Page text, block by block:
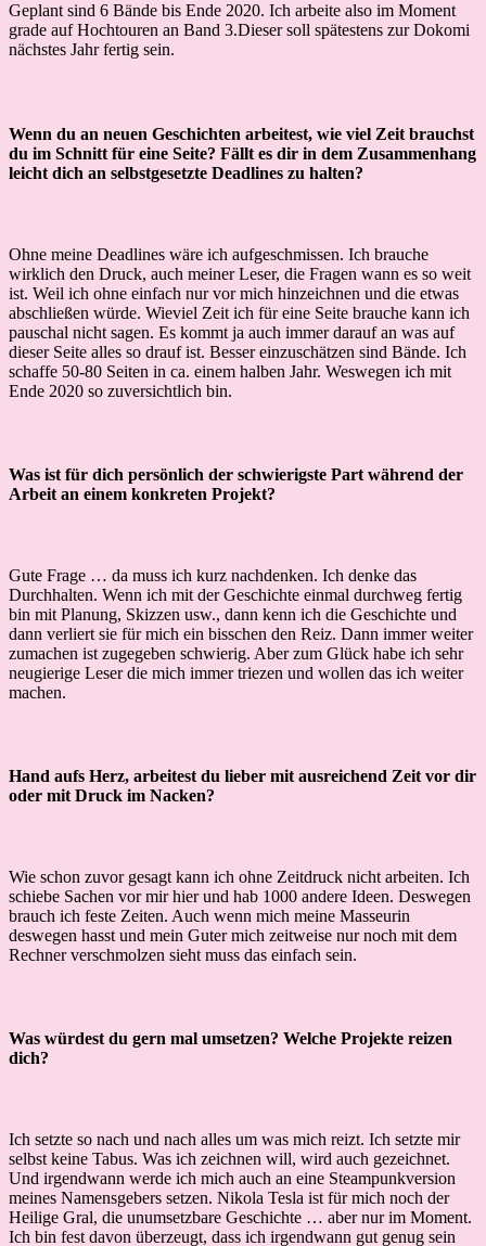
Geplant sind 6 Bände bis Ende 2020. Ich arbeite also im Moment
grade auf Hochtouren an Band 3.Dieser soll spätestens zur Dokomi
nächstes Jahr fertig sein.
Wenn du an neuen Geschichten arbeitest, wie viel Zeit brauchst
du im Schnitt für eine Seite? Fällt es dir in dem Zusammenhang
leicht dich an selbstgesetzte Deadlines zu halten?
Ohne meine Deadlines wäre ich aufgeschmissen. Ich brauche
wirklich den Druck, auch meiner Leser, die Fragen wann es so weit
ist. Weil ich ohne einfach nur vor mich hinzeichnen und die etwas
abschließen würde. Wieviel Zeit ich für eine Seite brauche kann ich
pauschal nicht sagen. Es kommt ja auch immer darauf an was auf
dieser Seite alles so drauf ist. Besser einzuschätzen sind Bände. Ich
schaffe 50-80 Seiten in ca. einem halben Jahr. Weswegen ich mit
Ende 2020 so zuversichtlich bin.
Was ist für dich persönlich der schwierigste Part während der
Arbeit an einem konkreten Projekt?
Gute Frage … da muss ich kurz nachdenken. Ich denke das
Durchhalten. Wenn ich mit der Geschichte einmal durchweg fertig
bin mit Planung, Skizzen usw., dann kenn ich die Geschichte und
dann verliert sie für mich ein bisschen den Reiz. Dann immer weiter
zumachen ist zugegeben schwierig. Aber zum Glück habe ich sehr
neugierige Leser die mich immer triezen und wollen das ich weiter
machen.
Hand aufs Herz, arbeitest du lieber mit ausreichend Zeit vor dir
oder mit Druck im Nacken?
Wie schon zuvor gesagt kann ich ohne Zeitdruck nicht arbeiten. Ich
schiebe Sachen vor mir hier und hab 1000 andere Ideen. Deswegen
brauch ich feste Zeiten. Auch wenn mich meine Masseurin
deswegen hasst und mein Guter mich zeitweise nur noch mit dem
Rechner verschmolzen sieht muss das einfach sein.
Was würdest du gern mal umsetzen? Welche Projekte reizen
dich?
Ich setzte so nach und nach alles um was mich reizt. Ich setzte mir
selbst keine Tabus. Was ich zeichnen will, wird auch gezeichnet.
Und irgendwann werde ich mich auch an eine Steampunkversion
meines Namensgebers setzen. Nikola Tesla ist für mich noch der
Heilige Gral, die unumsetzbare Geschichte … aber nur im Moment.
Ich bin fest davon überzeugt, dass ich irgendwann gut genug sein